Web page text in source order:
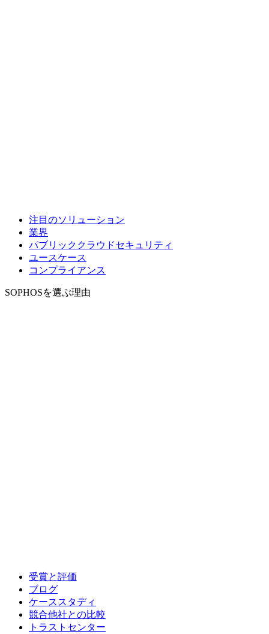
注目のソリューション
業界
パブリッククラウドセキュリティ
ユースケース
コンプライアンス
SOPHOSを選ぶ理由
受賞と評価
ブログ
ケーススタディ
競合他社との比較
トラストセンター